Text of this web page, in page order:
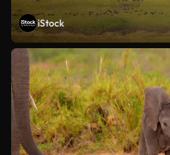
iStock